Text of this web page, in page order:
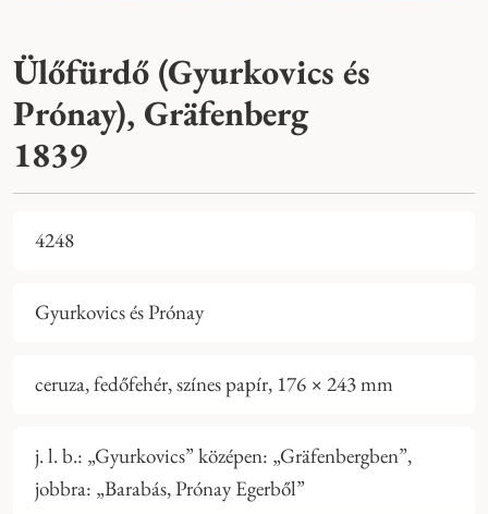
Ülőfürdő (Gyurkovics és
Prónay), Gräfenberg
1839
4248
Gyurkovics és Prónay
ceruza, fedőfehér, színes papír, 176 × 243 mm
j. l. b.: „Gyurkovics” középen: „Gräfenbergben”,
jobbra: „Barabás, Prónay Egerből”